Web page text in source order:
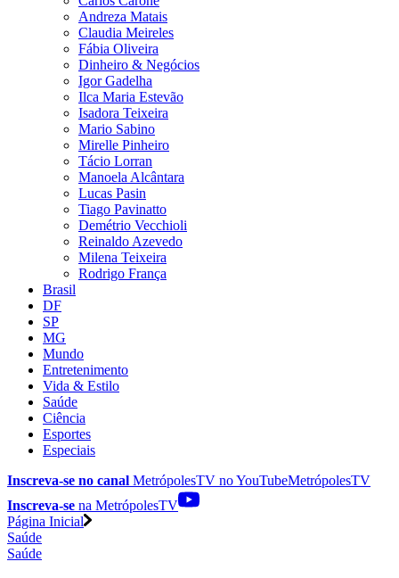
Andreza Matais
Claudia Meireles
Fábia Oliveira
Dinheiro & Negócios
Igor Gadelha
Ilca Maria Estevão
Isadora Teixeira
Mario Sabino
Mirelle Pinheiro
Tácio Lorran
Manoela Alcântara
Lucas Pasin
Tiago Pavinatto
Demétrio Vecchioli
Reinaldo Azevedo
Milena Teixeira
Rodrigo França
Brasil
DF
SP
MG
Mundo
Entretenimento
Vida & Estilo
Saúde
Ciência
Esportes
Especiais
Inscreva-se no canal MetrópolesTV noYouTubeMetrópolesTV
Inscreva-se na MetrópolesTV
Página Inicial
Saúde
Saúde